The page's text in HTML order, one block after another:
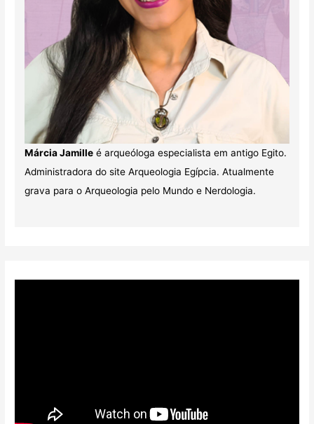
Márcia Jamilleé arqueóloga especialista em antigo Egito.
Administradora do site Arqueologia Egípcia. Atualmente
grava para o Arqueologia pelo Mundo e Nerdologia.